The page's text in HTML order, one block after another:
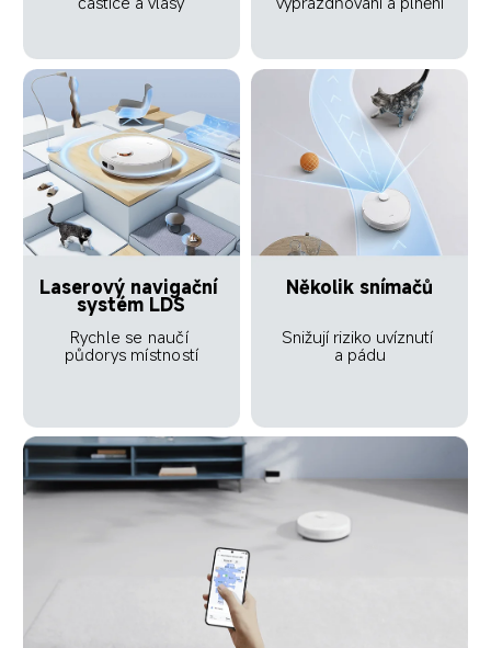
Laserový navigační
systém LDS
Rychle se naučí
půdorys místností
Několik snímačů
Snižují riziko uvíznutí
a pádu